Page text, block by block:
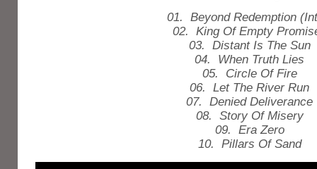
01. Beyond Redemption
02. King Of Empty
03. Distant Is The Sun
04. When Truth Lies
05. Circle Of Fire
06. Let The River Run
07. Denied Deliverance
08. Story Of Misery
09. Era Zero
10. Pillars Of Sand